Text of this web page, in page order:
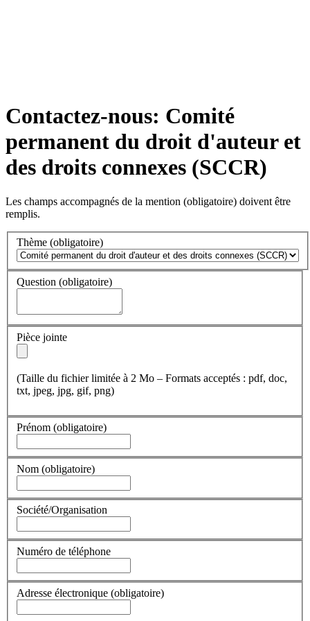
Contactez-nous: Comité
permanent du droit d'auteur et
des droits connexes (SCCR)
Les champs accompagnés de la mention (obligatoire) doivent être
remplis.
Thème (obligatoire)
Question (obligatoire)
Pièce jointe
(Taille du fichier limitée à 2 Mo – Formats acceptés : pdf, doc,
txt, jpeg, jpg, gif, png)
Prénom (obligatoire)
Nom (obligatoire)
Société/Organisation
Numéro de téléphone
Adresse électronique (obligatoire)